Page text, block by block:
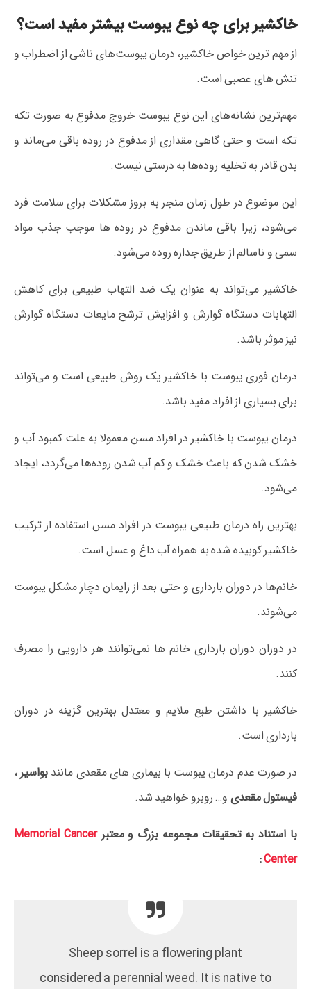
خاکشیر برای چه نوع یبوست بیشتر مفید است؟
از مهم ترین خواص خاکشیر، درمان یبوست‌های ناشی از اضطراب و
تنش های عصبی است.
مهم‌ترین نشانه‌های این نوع یبوست خروج مدفوع به صورت تکه
تکه است و حتی گاهی مقداری از مدفوع در روده باقی می‌ماند و
بدن قادر به تخلیه روده‌ها به درستی نیست.
این موضوع در طول زمان منجر به بروز مشکلات برای سلامت فرد
می‌شود، زیرا باقی ماندن مدفوع در روده ها موجب جذب مواد
سمی و ناسالم از طریق جداره روده می‌شود.
خاکشیر می‌تواند به عنوان یک ضد التهاب طبیعی برای کاهش
التهابات دستگاه گوارش و افزایش ترشح مایعات دستگاه گوارش
نیز موثر باشد.
درمان فوری یبوست با خاکشیر یک روش طبیعی است و می‌تواند
برای بسیاری از افراد مفید باشد.
درمان یبوست با خاکشیر در افراد مسن معمولا به علت کمبود آب و
خشک شدن که باعث خشک و کم آب شدن روده‌ها می‌گردد، ایجاد
می‌شود.
بهترین راه درمان طبیعی یبوست در افراد مسن استفاده از ترکیب
خاکشیر کوبیده شده به همراه آب داغ و عسل است.
خانم‌ها در دوران بارداری و حتی بعد از زایمان دچار مشکل یبوست
می‌شوند.
در دوران دوران بارداری خانم‌ ها نمی‌توانند هر دارویی را مصرف
کنند.
خاکشیر با داشتن طبع ملایم و معتدل بهترین گزینه در دوران
بارداری است.
در صورت عدم درمان یبوست با بیماری های مقعدی مانند بواسیر ،
فیستول مقعدی و… روبرو خواهید شد.
با استناد به تحقیقات مجموعه بزرگ و معتبرMemorial Cancer
Center
:
Sheep sorrel is a flowering plant
considered a perennial weed. It is native to